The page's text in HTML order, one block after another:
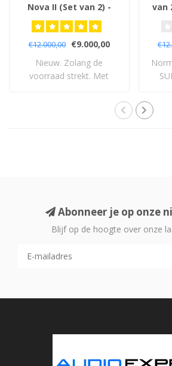
Nova II (Set van 2) -
Vloerstaande
Luidsprekers
€12.000,00
€9.000,00
Nieuw. Zolang de
voorraad strekt. Met
van
Abonneer je op onze
Blijf op de hoogte over onze